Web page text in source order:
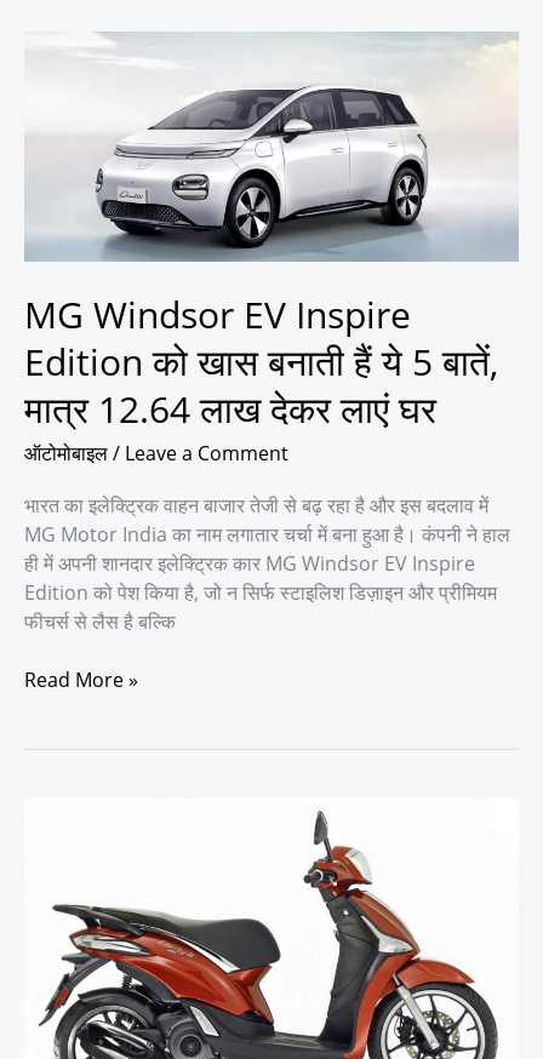
MG Windsor EV Inspire
Edition को खास बनाती हैं ये 5 बातें,
मात्र 12.64 लाख देकर लाएं घर
ऑटोमोबाइल/ Leave a Comment
भारत का इलेक्ट्रिक वाहन बाजार तेजी से बढ़ रहा है और इस बदलाव में
MG Motor India का नाम लगातार चर्चा में बना हुआ है। कंपनी ने हाल
ही में अपनी शानदार इलेक्ट्रिक कार MG Windsor EV Inspire
Edition को पेश किया है, जो न सिर्फ स्टाइलिश डिज़ाइन और प्रीमियम
फीचर्स से लैस है बल्कि
Inspire
बनाती
ये
5
बातें,
मात्र
12.64
लाख
लाएं
घर
Read More »
जाएगा
Scooter
का
माइलेज!